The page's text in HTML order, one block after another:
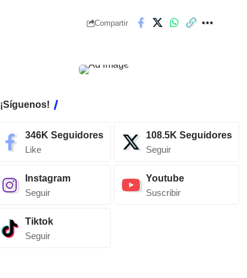
Compartir
¡Síguenos!
346K Seguidores
Like
108.5K Seguidores
Seguir
Instagram
Seguir
Youtube
Suscribir
Tiktok
Seguir